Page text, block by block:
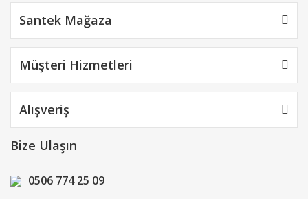
Santek Mağaza
Müşteri Hizmetleri
Alışveriş
Bize Ulaşın
0506 774 25 09